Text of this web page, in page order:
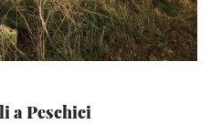
a Peschici